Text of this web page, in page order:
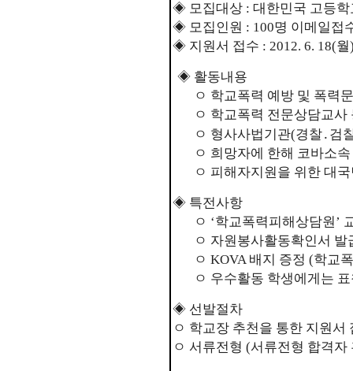
◈ 모집대상 : 대한민국 고등
◈ 모집인원 : 100명 이메일접
◈ 지원서 접수 : 2012. 6. 18(월
◈ 활동내용
ㅇ 학교폭력 예방 및 폭력
ㅇ 학교폭력 전문상담교
ㅇ 형사사법기관(경찰․검
ㅇ 희망자에 한해 코바소
ㅇ 피해자지원을 위한 대
◈ 특전사항
ㅇ ‘학교폭력피해상담원’
ㅇ 자원봉사활동확인서 발
ㅇ KOVA 배지 증정 (학교
ㅇ 우수활동 학생에게는
◈ 선발절차
ㅇ 학교장 추천을 통한 지원서
ㅇ 서류전형 (서류전형 합격자